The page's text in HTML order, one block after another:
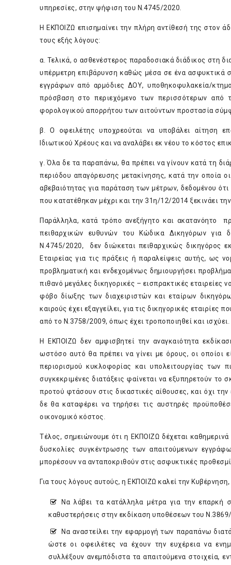
υπηρεσίες, στην ψήφιση του Ν.4745/2020.
Η ΕΚΠΟΙΖΩ επισημαίνει την πλήρη αντίθεσή της στον
τους εξής λόγους:
α. Τελικά, ο ασθενέστερος παραδοσιακά διάδικος στη
υπέρμετρη επιβάρυνση καθώς μέσα σε ένα ασφυκτικά
εγγράφων από αρμόδιες ΔΟΥ, υποθηκοφυλακεία/
πρόσβαση στο περιεχόμενο των περισσότερων από
φορολογικού απορρήτου των αιτούντων προστασία
β. Ο οφειλέτης υποχρεούται να υποβάλει αίτηση
Ιδιωτικού Χρέους και να αναλάβει εκ νέου το κόστος
γ. Όλα δε τα παραπάνω, θα πρέπει να γίνουν κατά τη
περιόδου απαγόρευσης μετακίνησης, κατά την οποία
αβεβαιότητας για παράταση των μέτρων, δεδομένου
που κατατέθηκαν μέχρι και την 31η/12/2014 ξεκινάει
Παράλληλα, κατά τρόπο ανεξήγητο και ακατανόητο
πειθαρχικών ευθυνών του Κώδικα Δικηγόρων για
Ν.4745/2020, δεν διώκεται πειθαρχικώς δικηγόρος
Εταιρείας για τις πράξεις ή παραλείψεις αυτής, ως
προβληματική και ενδεχομένως δημιουργήσει
πιθανό μεγάλες δικηγορικές – εισπρακτικές
φόβο δίωξης των διαχειριστών και εταίρων
καιρούς έχει εξαγγείλει, για τις δικηγορικές
από το Ν.3758/2009, όπως έχει τροποποιηθεί και ισχύει.
Η ΕΚΠΟΙΖΩ δεν αμφισβητεί την αναγκαιότητα
ωστόσο αυτό θα πρέπει να γίνει με όρους, οι
περιορισμού κυκλοφορίας και υπολειτουργίας των
συγκεκριμένες διατάξεις φαίνεται να εξυπηρετούν
προτού φτάσουν στις δικαστικές αίθουσες, και όχι
δε θα καταφέρει να τηρήσει τις αυστηρές
οικονομικό κόστος.
Τέλος, σημειώνουμε ότι η ΕΚΠΟΙΖΩ δέχεται
δυσκολίες συγκέντρωσης των απαιτούμενων
μπορέσουν να ανταποκριθούν στις ασφυκτικές
Για τους λόγους αυτούς, η ΕΚΠΟΙΖΩ καλεί την
Να λάβει τα κατάλληλα μέτρα για την επαρκή
καθυστερήσεις στην εκδίκαση υποθέσεων του
Να αναστείλει την εφαρμογή των παραπάνω
ώστε οι οφειλέτες να έχουν την ευχέρεια να
συλλέξουν ανεμπόδιστα τα απαιτούμενα